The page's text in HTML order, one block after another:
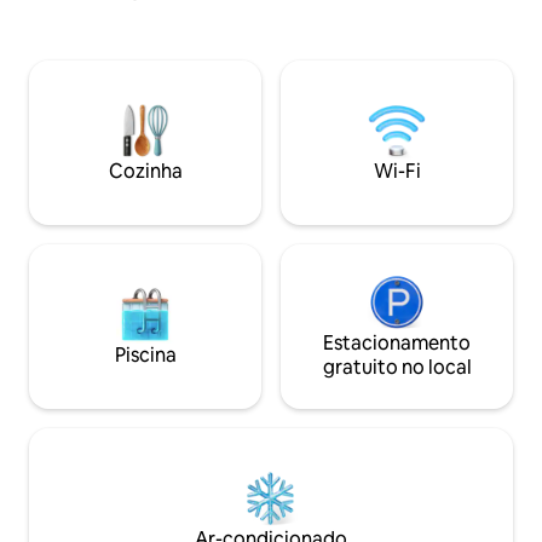
estrelas. Localizado em Evrytania, a 780
metros de
tranquilo, este
reconectar com
Cozinha Wi-Fi
Piscina
Estacionamento
gratuito no local